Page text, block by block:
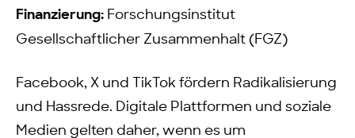
Finanzierung: Forschungsinstitut
Gesellschaftlicher Zusammenhalt (FGZ)
Facebook, X und TikTok fördern Radikalisierung
und Hassrede. Digitale Plattformen und soziale
Medien gelten daher, wenn es um